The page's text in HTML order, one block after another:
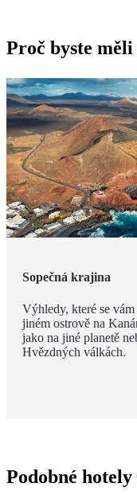
Proč byste
Sopečná krajina
Výhledy, které se
jiném ostrově na
jako na jiné planetě
Hvězdných válkách.
Podobné